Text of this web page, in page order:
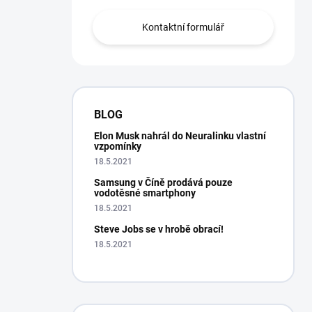
Kontaktní formulář
BLOG
Elon Musk nahrál do Neuralinku vlastní
vzpomínky
18.5.2021
Samsung v Číně prodává pouze
vodotěsné smartphony
18.5.2021
Steve Jobs se v hrobě obrací!
18.5.2021